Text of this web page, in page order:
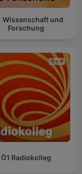
Wissenschaft und
Forschung
Ö1 Radiokolleg